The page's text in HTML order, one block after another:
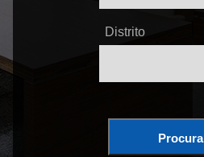
Distrito
Procura